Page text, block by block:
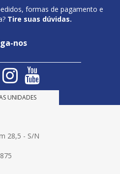
formas de pagamento e
Tire suas dúvidas.
nos
UNIDADES
28,5 - S/N